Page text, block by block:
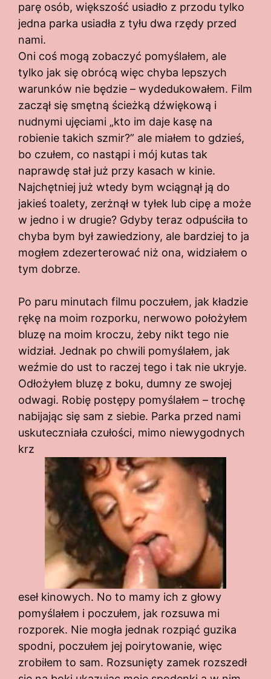
parę osób, większość usiadło z przodu tylko
jedna parka usiadła z tyłu dwa rzędy przed
nami.
Oni coś mogą zobaczyć pomyślałem, ale
tylko jak się obrócą więc chyba lepszych
warunków nie będzie – wydedukowałem. Film
zaczął się smętną ścieżką dźwiękową i
nudnymi ujęciami „kto im daje kasę na
robienie takich szmir?” ale miałem to gdzieś,
bo czułem, co nastąpi i mój kutas tak
naprawdę stał już przy kasach w kinie.
Najchętniej już wtedy bym wciągnął ją do
jakieś toalety, zerżnął w tyłek lub cipę a może
w jedno i w drugie? Gdyby teraz odpuściła to
chyba bym był zawiedziony, ale bardziej to ja
mogłem zdezerterować niż ona, widziałem o
tym dobrze.
Po paru minutach filmu poczułem, jak kładzie
rękę na moim rozporku, nerwowo położyłem
bluzę na moim kroczu, żeby nikt tego nie
widział. Jednak po chwili pomyślałem, jak
weźmie do ust to raczej tego i tak nie ukryje.
Odłożyłem bluzę z boku, dumny ze swojej
odwagi. Robię postępy pomyślałem – trochę
nabijając się sam z siebie. Parka przed nami
uskuteczniała czułości, mimo niewygodnych
krz
eseł kinowych. No to mamy ich z głowy
pomyślałem i poczułem, jak rozsuwa mi
rozporek. Nie mogła jednak rozpiąć guzika
spodni, poczułem jej poirytowanie, więc
zrobiłem to sam. Rozsunięty zamek rozszedł